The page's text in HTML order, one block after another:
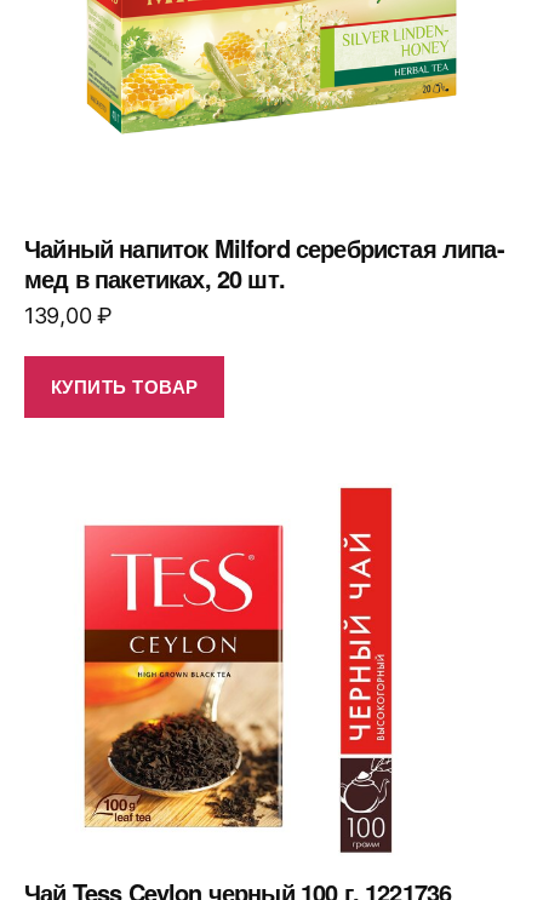
Чайный напиток Milford серебристая липа-
мед в пакетиках, 20 шт.
139,00₽
КУПИТЬ ТОВАР
Чай Tess Ceylon черный 100 г, 1221736